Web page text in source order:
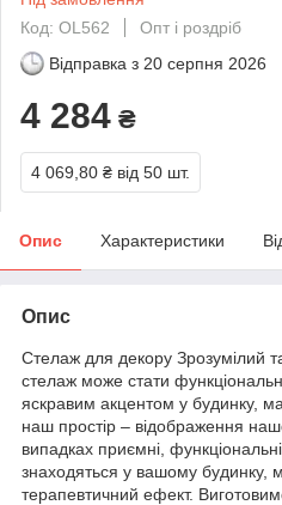
Код: OL562
Опт і роздріб
Відправка з 20 серпня 2026
4 284 ₴
4 069,80 ₴ від 50 шт.
Опис Характеристики
Опис
Стелаж для декору Зрозумілий
стелаж може стати
яскравим акцентом у будинку,
наш простір – відображення
випадках приємні,
знаходяться у вашому будинку,
терапевтичний ефект.